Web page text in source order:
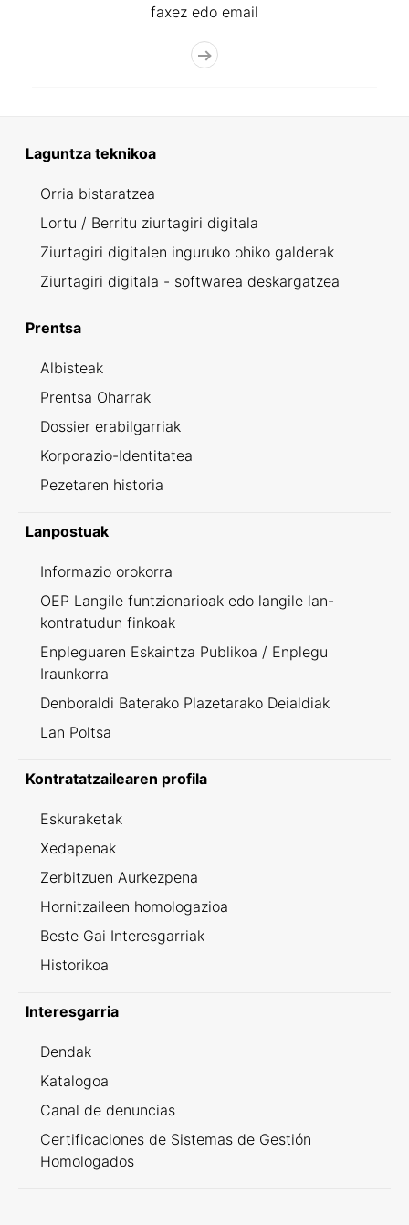
faxez edo email
Laguntza teknikoa
Orria bistaratzea
Lortu / Berritu ziurtagiri digitala
Ziurtagiri digitalen inguruko ohiko galderak
Ziurtagiri digitala - softwarea deskargatzea
Prentsa
Albisteak
Prentsa Oharrak
Dossier erabilgarriak
Korporazio-Identitatea
Pezetaren historia
Lanpostuak
Informazio orokorra
OEP Langile funtzionarioak edo langile lan-
kontratudun finkoak
Enpleguaren Eskaintza Publikoa / Enplegu
Iraunkorra
Denboraldi Baterako Plazetarako Deialdiak
Lan Poltsa
Kontratatzailearen profila
Eskuraketak
Xedapenak
Zerbitzuen Aurkezpena
Hornitzaileen homologazioa
Beste Gai Interesgarriak
Historikoa
Interesgarria
Dendak
Katalogoa
Canal de denuncias
Certificaciones de Sistemas de Gestión
Homologados